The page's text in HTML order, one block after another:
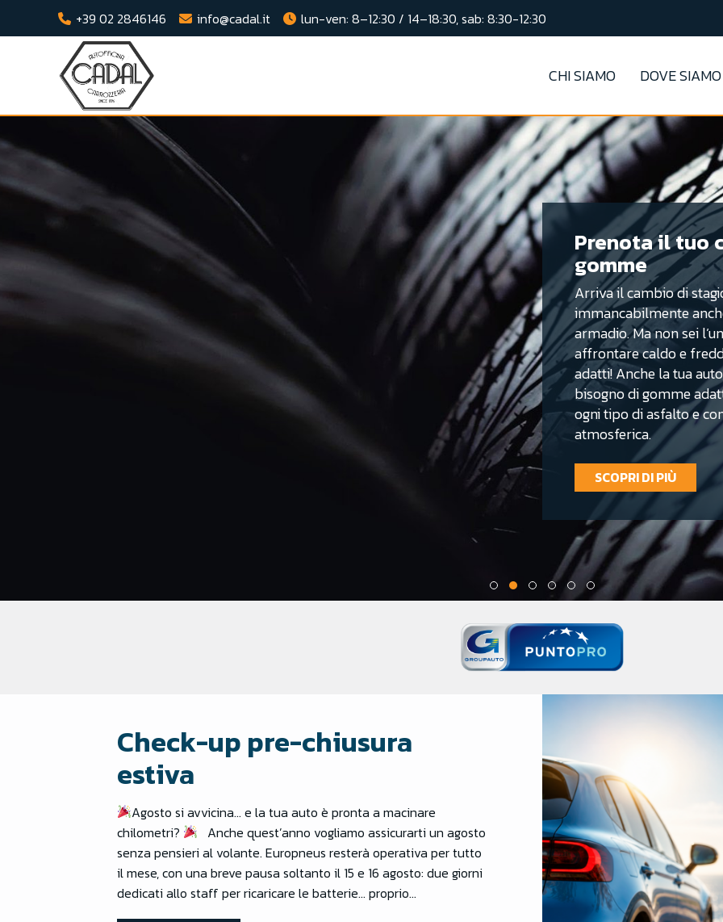
+39 02 2846146 info@cadal.it lun-ven: 8–12:30 / 14–18:30, sab: 8:30-12:30
CHI SIAMO DOVE SIAMO
Prenota il tuo
gomme
Arriva il cambio di
immancabilmente
armadio. Ma non sei
affrontare caldo e
adatti! Anche la tua
bisogno di gomme
ogni tipo di asfalto e
atmosferica.
SCOPRI DI PIÙ
Check-up pre-chiusura
estiva
Agosto si avvicina… e la tua auto è pronta a macinare
chilometri?
Anche quest’anno vogliamo assicurarti un agosto
senza pensieri al volante. Europneus resterà operativa per tutto
il mese, con una breve pausa soltanto il 15 e 16 agosto: due giorni
dedicati allo staff per ricaricare le batterie… proprio…